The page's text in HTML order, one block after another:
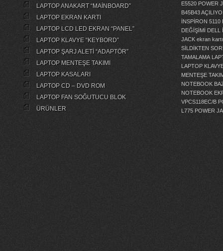
LAPTOP ANAKART “MAİNBOARD”
LAPTOP EKRAN KARTI
LAPTOP LCD LED EKRAN “PANEL”
LAPTOP KLAVYE “KEYBORD”
LAPTOP ŞARJ ALETİ “ADAPTÖR”
LAPTOP MENTEŞE TAKIMI
LAPTOP KASALARI
LAPTOP CD – DVD ROM
LAPTOP FAN SOĞUTUCU BLOK
ÜRÜNLER
E5520 POWER
B45B43
İNSPİRON
DEĞİŞİMİ
DELL
JACK ekran
SİLDİKTEN
TAMALAMA
LAPTOP
MENTEŞE
NOTEBOOK
NOTEBOOK
VPCS118EC/B
L775 POWER